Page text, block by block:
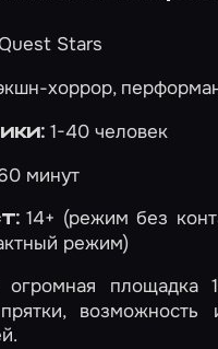
Stars
хоррор,
1-40 человек
минут
14+ (режим без
режим)
площадка
возможность